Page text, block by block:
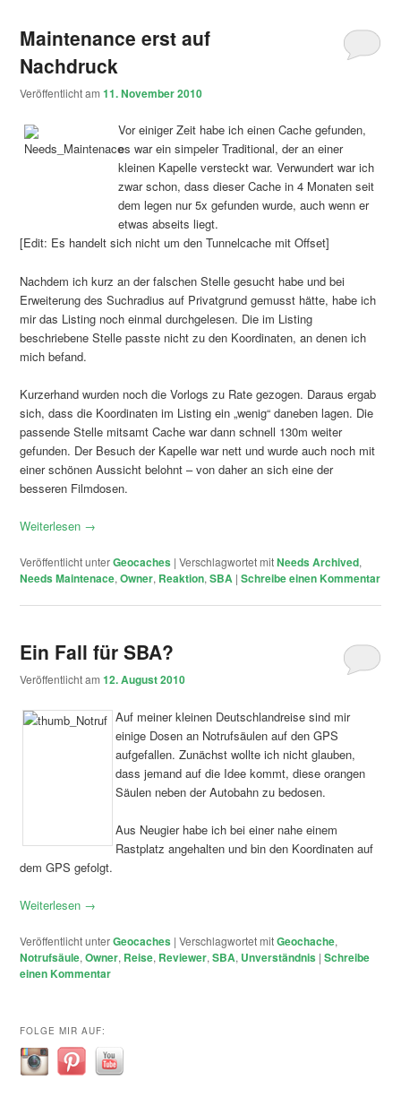
Maintenance erst auf
Nachdruck
Veröffentlicht am11. November 2010
Vor einiger Zeit habe ich einen Cache gefunden,
es war ein simpeler Traditional, der an einer
kleinen Kapelle versteckt war. Verwundert war ich
zwar schon, dass dieser Cache in 4 Monaten seit
dem legen nur 5x gefunden wurde, auch wenn er
etwas abseits liegt.
[Edit: Es handelt sich nicht um den Tunnelcache mit Offset]
Nachdem ich kurz an der falschen Stelle gesucht habe und bei
Erweiterung des Suchradius auf Privatgrund gemusst hätte, habe ich
mir das Listing noch einmal durchgelesen. Die im Listing
beschriebene Stelle passte nicht zu den Koordinaten, an denen ich
mich befand.
Kurzerhand wurden noch die Vorlogs zu Rate gezogen. Daraus ergab
sich, dass die Koordinaten im Listing ein „wenig“ daneben lagen. Die
passende Stelle mitsamt Cache war dann schnell 130m weiter
gefunden. Der Besuch der Kapelle war nett und wurde auch noch mit
einer schönen Aussicht belohnt – von daher an sich eine der
besseren Filmdosen.
Weiterlesen →
Veröffentlicht unterGeocaches |Verschlagwortet mitNeeds Archived,
Needs Maintenace,Owner, Reaktion,SBA |Schreibe einen Kommentar
Ein Fall für SBA?
Veröffentlicht am12. August 2010
Auf meiner kleinen Deutschlandreise sind mir
einige Dosen an Notrufsäulen auf den GPS
aufgefallen. Zunächst wollte ich nicht glauben,
dass jemand auf die Idee kommt, diese orangen
Säulen neben der Autobahn zu bedosen.
Aus Neugier habe ich bei einer nahe einem
Rastplatz angehalten und bin den Koordinaten auf
dem GPS gefolgt.
Weiterlesen →
Veröffentlicht unterGeocaches |Verschlagwortet mitGeochache,
Notrufsäule,Owner, Reise, Reviewer,SBA, Unverständnis |Schreibe
einen Kommentar
FOLGE MIR AUF: